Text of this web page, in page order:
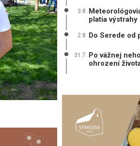
3.8.
platia výstrahy
2.8. Do Serede od
31.7. Po vážnej
ohrození